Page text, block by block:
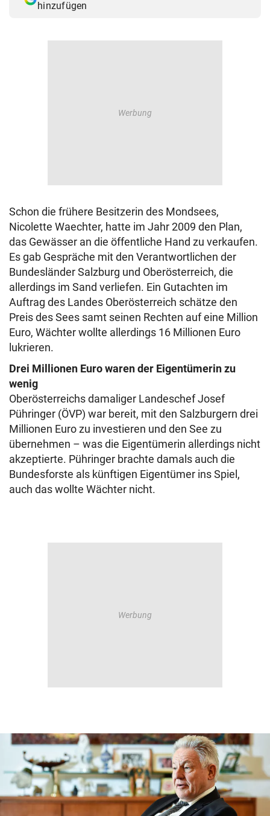
hinzufügen
Schon die frühere Besitzerin des Mondsees,
Nicolette Waechter, hatte im Jahr 2009 den Plan,
das Gewässer an die öffentliche Hand zu verkaufen.
Es gab Gespräche mit den Verantwortlichen der
Bundesländer Salzburg und Oberösterreich, die
allerdings im Sand verliefen. Ein Gutachten im
Auftrag des Landes Oberösterreich schätze den
Preis des Sees samt seinen Rechten auf eine Million
Euro, Wächter wollte allerdings 16 Millionen Euro
lukrieren.
Drei Millionen Euro waren der Eigentümerin zu
wenig
Oberösterreichs damaliger Landeschef Josef
Pühringer (ÖVP) war bereit, mit den Salzburgern drei
Millionen Euro zu investieren und den See zu
übernehmen – was die Eigentümerin allerdings nicht
akzeptierte. Pühringer brachte damals auch die
Bundesforste als künftigen Eigentümer ins Spiel,
auch das wollte Wächter nicht.